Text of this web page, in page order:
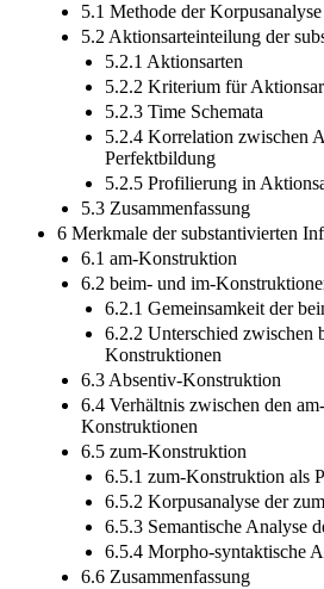
5.1 Methode der Korpusanalyse
5.2 Aktionsarteinteilung der
5.2.1 Aktionsarten
5.2.2 Kriterium für
5.2.3 Time Schemata
5.2.4 Korrelation zwischen
Perfektbildung
5.2.5 Profilierung in
5.3 Zusammenfassung
6 Merkmale der substantivierten
6.1 am-Konstruktion
6.2 beim- und im-
6.2.1 Gemeinsamkeit der
6.2.2 Unterschied zwischen
Konstruktionen
6.3 Absentiv-Konstruktion
6.4 Verhältnis zwischen den
Konstruktionen
6.5 zum-Konstruktion
6.5.1 zum-Konstruktion als
6.5.2 Korpusanalyse der
6.5.3 Semantische Analyse
6.5.4 Morpho-syntaktische
6.6 Zusammenfassung